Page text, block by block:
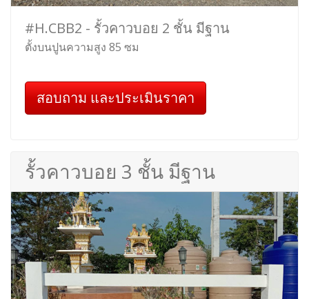
#H.CBB2 - รั้วคาวบอย 2 ชั้น มีฐาน
ตั้งบนปูนความสูง 85 ซม
สอบถาม และประเมินราคา
รั้วคาวบอย 3 ชั้น มีฐาน